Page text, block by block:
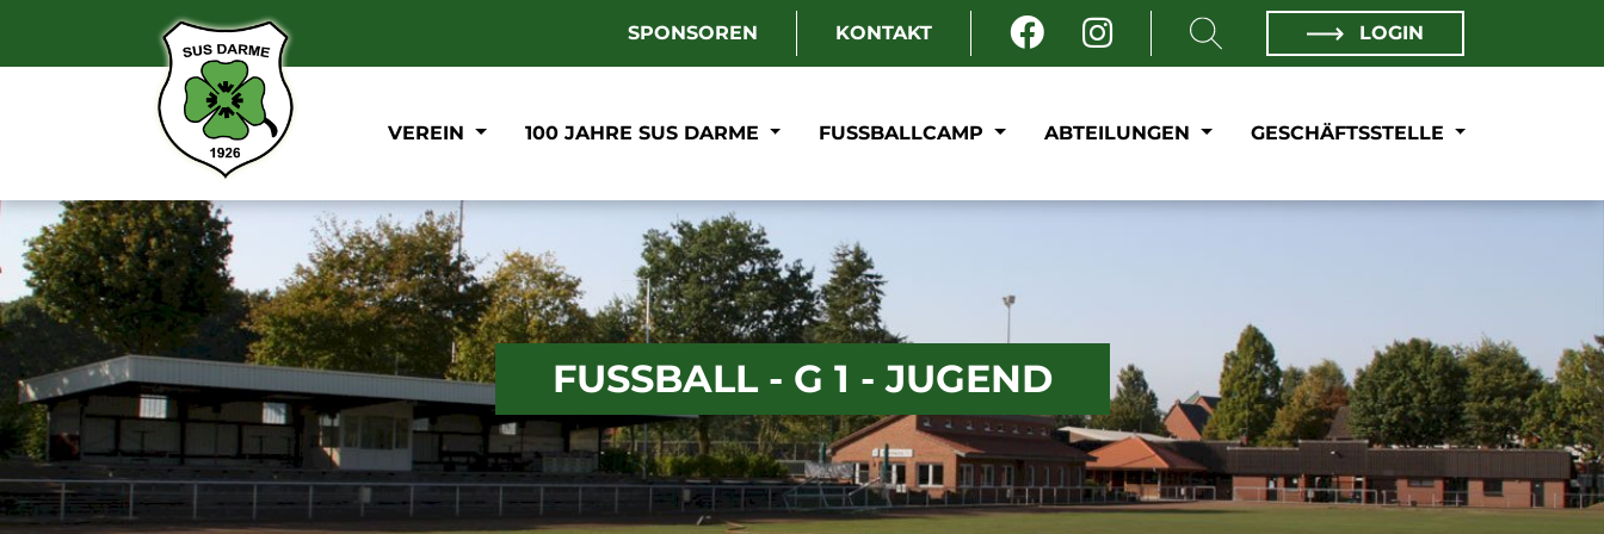
SPONSOREN KONTAKT LOGIN
VEREIN 100 JAHRE SUS DARME FUSSBALLCAMP ABTEILUNGEN GESCHÄFTSSTELLE
FUSSBALL - G 1 - JUGEND